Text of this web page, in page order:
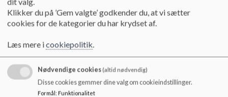
-
Referat 21. august 2018
Referat 6. september 2018
Klikker du på ’Gem valgte’ godkender du, at vi sætter
cookies for de kategorier du har krydset af.
Læs mere icookiepolitik.
Nødvendige cookies(altid nødvendig)
Disse cookies gemmer dine valg om cookieindstillinger.
Formål: Funktionalitet